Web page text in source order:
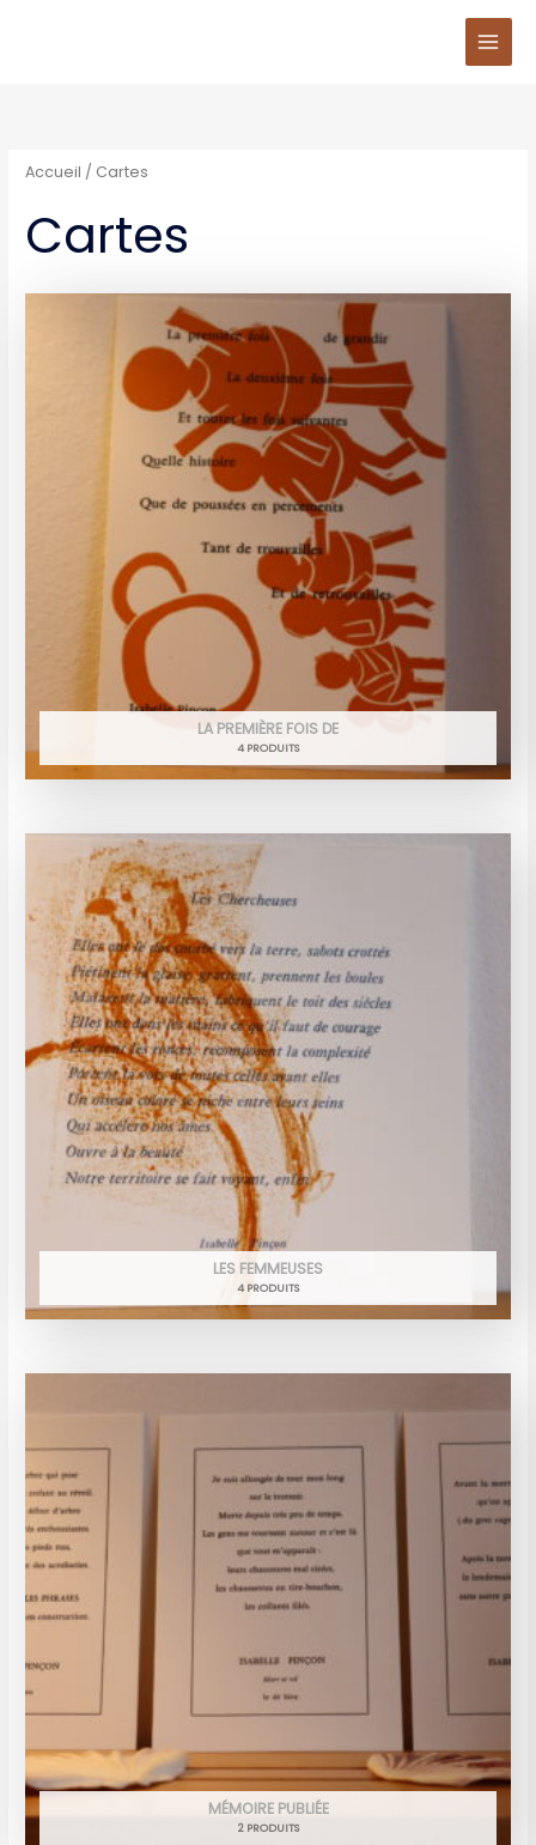
Accueil / Cartes
Cartes
LA PREMIÈRE FOIS DE
4 PRODUITS
LES FEMMEUSES
4 PRODUITS
MÉMOIRE PUBLIÉE
2 PRODUITS